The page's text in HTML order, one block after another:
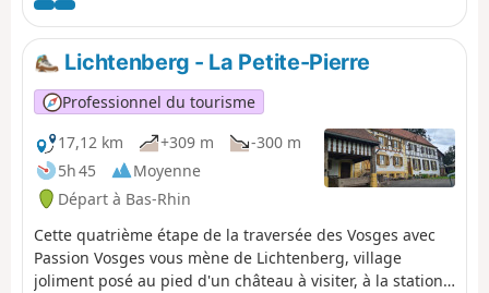
comme au figuré, avec une étape qui
joue à saute-mouton entre
Niederbronn-les-Bains, dont la
qualité des eaux thermales est
réputée depuis l’Antiquité, et la
vallée de la Zinsel du Nord.
Lichtenberg - La Petite-Pierre
Professionnel du tourisme
17,12 km
+309 m
-300 m
5h 45
Moyenne
Départ à Bas-Rhin
Cette quatrième étape de la traversée des Vosges avec
Passion Vosges vous mène de Lichtenberg, village
joliment posé au pied d'un château à visiter, à la station